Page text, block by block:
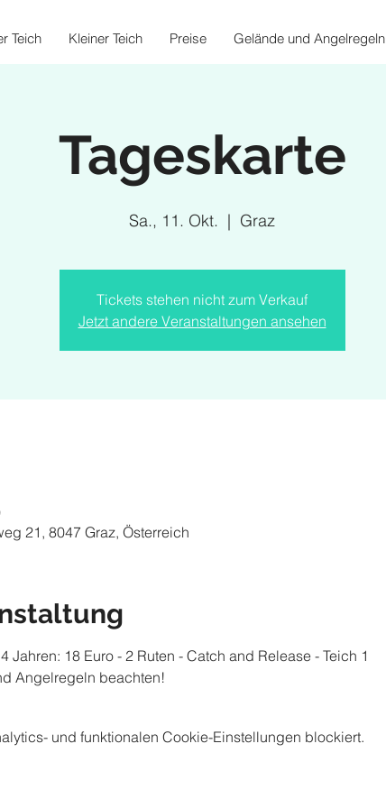
Teich Kleiner Teich Preise Gelände und Angelregeln
Tageskarte
Sa., 11. Okt.
  |
Graz
Tickets stehen nicht zum Verkauf
Jetzt andere Veranstaltungen ansehen
21, 8047 Graz, Österreich
Jahren: 18 Euro - 2 Ruten - Catch and Release - Teich 1
Angelregeln beachten!
und funktionalen Cookie-Einstellungen blockiert.